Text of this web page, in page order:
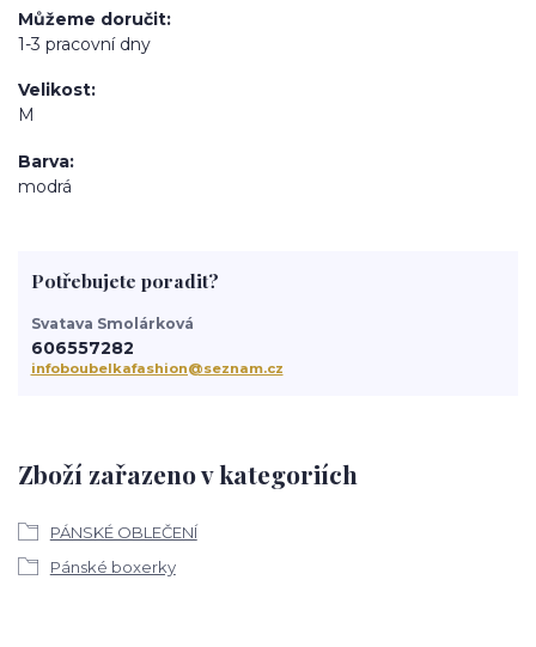
Můžeme doručit
1-3 pracovní dny
Velikost
M
Barva
modrá
Zboží zařazeno v kategoriích
PÁNSKÉ OBLEČENÍ
Pánské boxerky
Potřebujete poradit?
Svatava Smolárková
606557282
infoboubelkafashion@seznam.cz